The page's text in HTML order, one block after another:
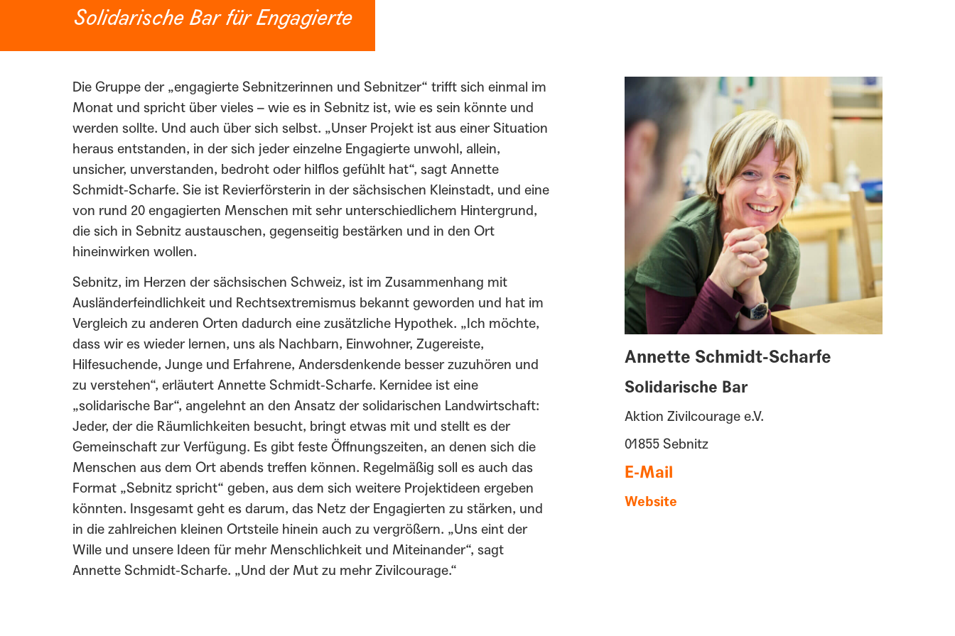
Solidarische Bar für Engagierte
Die Gruppe der „engagierte Sebnitzerinnen und Sebnitzer“ trifft sich einmal im
Monat und spricht über vieles – wie es in Sebnitz ist, wie es sein könnte und
werden sollte. Und auch über sich selbst. „Unser Projekt ist aus einer Situation
heraus entstanden, in der sich jeder einzelne Engagierte unwohl, allein,
unsicher, unverstanden, bedroht oder hilflos gefühlt hat“, sagt Annette
Schmidt-Scharfe. Sie ist Revierförsterin in der sächsischen Kleinstadt, und eine
von rund 20 engagierten Menschen mit sehr unterschiedlichem Hintergrund,
die sich in Sebnitz austauschen, gegenseitig bestärken und in den Ort
hineinwirken wollen.
Sebnitz, im Herzen der sächsischen Schweiz, ist im Zusammenhang mit
Ausländerfeindlichkeit und Rechtsextremismus bekannt geworden und hat im
Vergleich zu anderen Orten dadurch eine zusätzliche Hypothek. „Ich möchte,
dass wir es wieder lernen, uns als Nachbarn, Einwohner, Zugereiste,
Hilfesuchende, Junge und Erfahrene, Andersdenkende besser zuzuhören und
zu verstehen“, erläutert Annette Schmidt-Scharfe. Kernidee ist eine
„solidarische Bar“, angelehnt an den Ansatz der solidarischen Landwirtschaft:
Jeder, der die Räumlichkeiten besucht, bringt etwas mit und stellt es der
Gemeinschaft zur Verfügung. Es gibt feste Öffnungszeiten, an denen sich die
Menschen aus dem Ort abends treffen können. Regelmäßig soll es auch das
Format „Sebnitz spricht“ geben, aus dem sich weitere Projektideen ergeben
könnten. Insgesamt geht es darum, das Netz der Engagierten zu stärken, und
in die zahlreichen kleinen Ortsteile hinein auch zu vergrößern. „Uns eint der
Wille und unsere Ideen für mehr Menschlichkeit und Miteinander“, sagt
Annette Schmidt-Scharfe. „Und der Mut zu mehr Zivilcourage.“
Annette Schmidt-Scharfe
Solidarische Bar
Aktion Zivilcourage e.V.
01855 Sebnitz
E-Mail
Website